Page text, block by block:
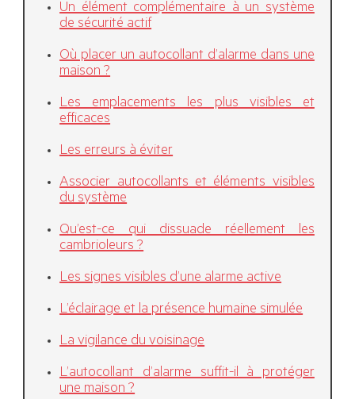
Un élément complémentaire à un système
de sécurité actif
Où placer un autocollant d’alarme dans une
maison ?
Les emplacements les plus visibles et
efficaces
Les erreurs à éviter
Associer autocollants et éléments visibles
du système
Qu’est-ce qui dissuade réellement les
cambrioleurs ?
Les signes visibles d’une alarme active
L’éclairage et la présence humaine simulée
La vigilance du voisinage
L’autocollant d’alarme suffit-il à protéger
une maison ?